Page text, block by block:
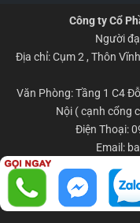
Công ty Cổ
Người
Địa chỉ: Cụm 2 , Thôn
Văn Phòng: Tầng 1 C4
Nội ( cạnh cổng
Điện Thoại:
Email:
Giấy CNĐKKD/
Đăng ký lần đầu:
Nơi cấp: Phòng đăng